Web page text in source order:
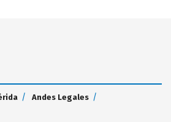
Andes Legales